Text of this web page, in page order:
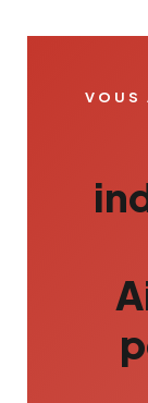
VOUS